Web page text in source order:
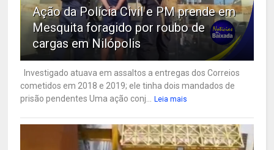
Ação da Polícia Civil e PM prende em
Mesquita foragido por roubo de
cargas em Nilópolis
Investigado atuava em assaltos a entregas dos Correios
cometidos em 2018 e 2019; ele tinha dois mandados de
prisão pendentes Uma ação conj...
Leia mais